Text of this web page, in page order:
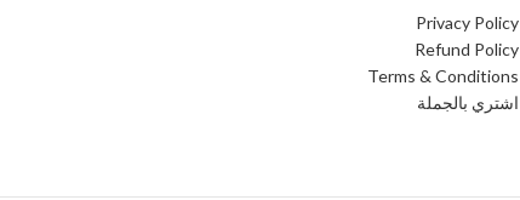
Privacy Policy
Refund Policy
Terms & Conditions
اشتري بالجملة